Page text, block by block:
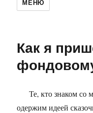
МЕНЮ
Как я
Те, кто знаком со
одержим идеей